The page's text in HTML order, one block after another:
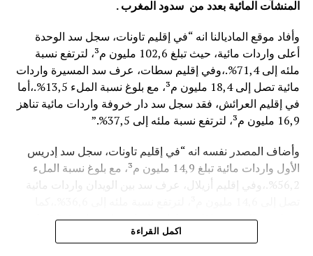
المنشآت المائية بعدد من سدود المغرب .
وأفاد موقع الماديالنا انه “في إقليم تاونات، سجل سد الوحدة
أعلى واردات مائية، حيث تبلغ 102,6 مليون م³، لترتفع نسبة
ملئه إلى 71,4%.،وفي إقليم سطات، عرف سد المسيرة واردات
مائية تصل إلى 18,4 مليون م³، مع بلوغ نسبة الملء 13,5%.،أما
في إقليم العرائش، فقد سجل سد دار خروفة واردات مائية تناهز
16,9 مليون م³، لترتفع نسبة ملئه إلى 37,5%.”
وأضاف المصدر نفسه انه “في إقليم تاونات، سجل سد إدريس
الأول واردات مائية تبلغ 14,9 مليون م³، مع بلوغ نسبة الملء
56,2%.،وفي إقليم أزيلال، عرف سد بين الويدان واردات مائية
اكمل القراءة